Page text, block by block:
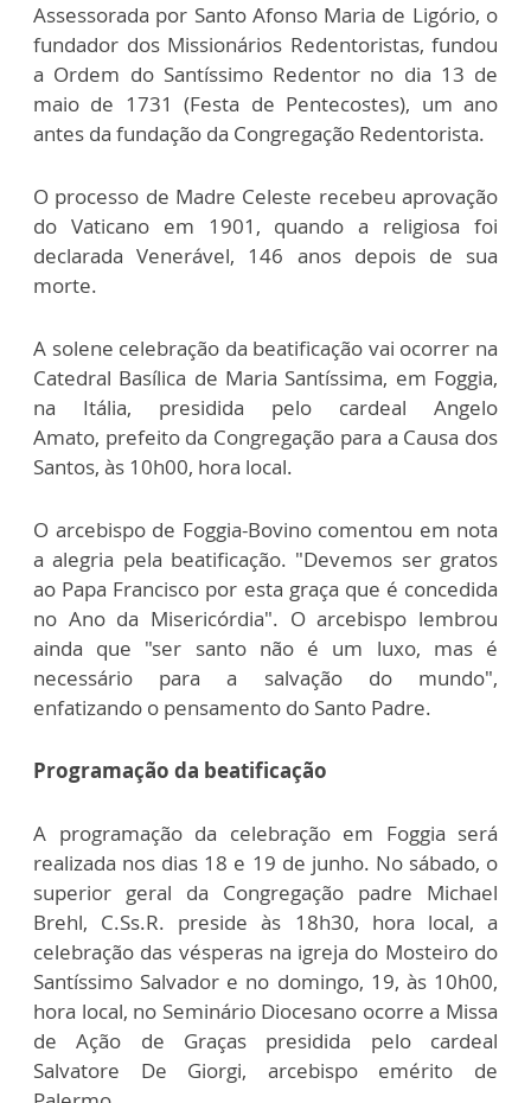
Assessorada por Santo Afonso Maria de Ligório, o
fundador dos Missionários Redentoristas, fundou
a Ordem do Santíssimo Redentor no dia 13 de
maio de 1731 (Festa de Pentecostes), um ano
antes da fundação da Congregação Redentorista.
O processo de Madre Celeste recebeu aprovação
do Vaticano em 1901, quando a religiosa foi
declarada Venerável, 146 anos depois de sua
morte.
A solene celebração da beatificação vai ocorrer na
Catedral Basílica de Maria Santíssima, em Foggia,
na Itália, presidida pelo cardeal Angelo
Amato, prefeito da Congregação para a Causa dos
Santos, às 10h00, hora local.
O arcebispo de Foggia-Bovino comentou em nota
a alegria pela beatificação. "Devemos ser gratos
ao Papa Francisco por esta graça que é concedida
no Ano da Misericórdia". O arcebispo lembrou
ainda que "ser santo não é um luxo, mas é
necessário para a salvação do mundo",
enfatizando o pensamento do Santo Padre.
Programação da beatificação
A programação da celebração em Foggia será
realizada nos dias 18 e 19 de junho. No sábado, o
superior geral da Congregação padre Michael
Brehl, C.Ss.R. preside às 18h30, hora local, a
celebração das vésperas na igreja do Mosteiro do
Santíssimo Salvador e no domingo, 19, às 10h00,
hora local, no Seminário Diocesano ocorre a Missa
de Ação de Graças presidida pelo cardeal
Salvatore De Giorgi, arcebispo emérito de